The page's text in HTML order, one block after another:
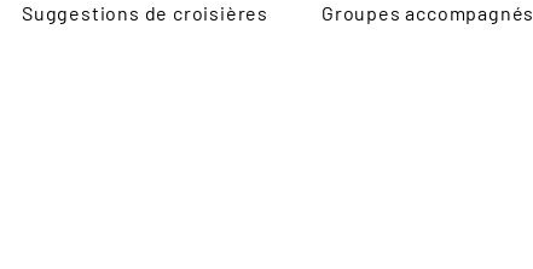
Suggestions de croisières Groupes accompagnés